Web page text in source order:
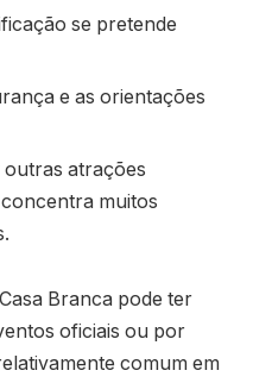
se pretende
e as orientações
atrações
muitos
Branca pode ter
oficiais ou por
comum em